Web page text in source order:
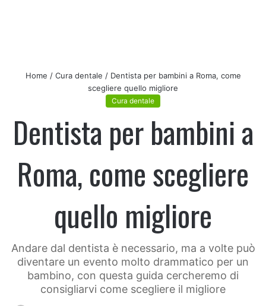
Home / Cura dentale / Dentista per bambini a Roma, come
scegliere quello migliore
Cura dentale
Dentista per bambini a
Roma, come scegliere
quello migliore
Andare dal dentista è necessario, ma a volte può
diventare un evento molto drammatico per un
bambino, con questa guida cercheremo di
consigliarvi come scegliere il migliore